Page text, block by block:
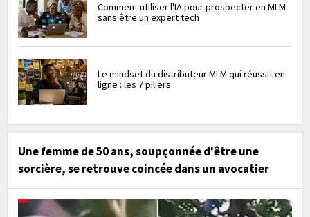
Comment utiliser l'IA pour prospecter en MLM
sans être un expert tech
Le mindset du distributeur MLM qui réussit en
ligne : les 7 piliers
Une femme de 50 ans, soupçonnée d'être une
sorcière, se retrouve coincée dans un avocatier